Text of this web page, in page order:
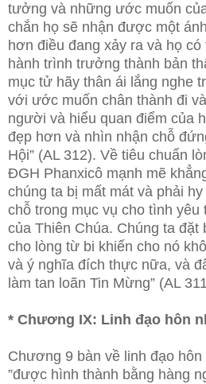
tưởng và những ước muốn
chắn họ sẽ nhận được một
hơn điều đang xảy ra và họ
hành trình trưởng thành bản
mục tử hãy thân ái lắng nghe
với ước muốn chân thành đi
người và hiểu quan điểm của
đẹp hơn và nhìn nhận chỗ
Hội” (AL 312). Về tiêu chuẩn
ĐGH Phanxicô mạnh mẽ
chúng ta bị mất mát và phải
chỗ trong mục vụ cho tình
của Thiên Chúa. Chúng ta đặt
cho lòng từ bi khiến cho nó
và ý nghĩa đích thực nữa, và
làm tan loãn Tin Mừng” (AL
* Chương IX: Linh đạo hôn
Chương 9 bàn về linh đạo
”được hình thành bằng hàng